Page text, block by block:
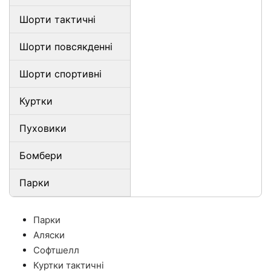
Шорти тактичні
Шорти повсякденні
Шорти спортивні
Куртки
Пуховики
Бомбери
Парки
Парки
Аляски
Софтшелл
Куртки тактичні